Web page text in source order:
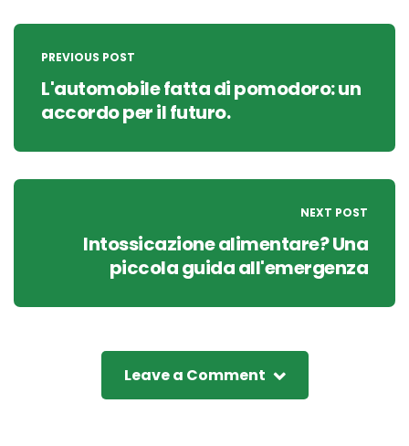
Post
navigation
PREVIOUS POST
L'automobile fatta di pomodoro: un
accordo per il futuro.
NEXT POST
Intossicazione alimentare? Una
piccola guida all'emergenza
Leave a Comment